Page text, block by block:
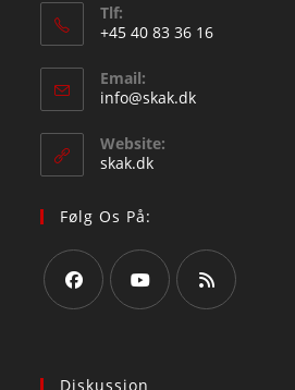
Tlf:
+45 40 83 36 16
Email:
info@skak.dk
Website:
skak.dk
Følg Os På:
Diskussion